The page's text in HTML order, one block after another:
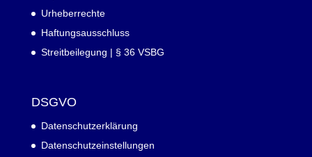
Urheberrechte
Haftungsausschluss
Streitbeilegung | § 36 VSBG
DSGVO
Datenschutzerklärung
Datenschutzeinstellungen